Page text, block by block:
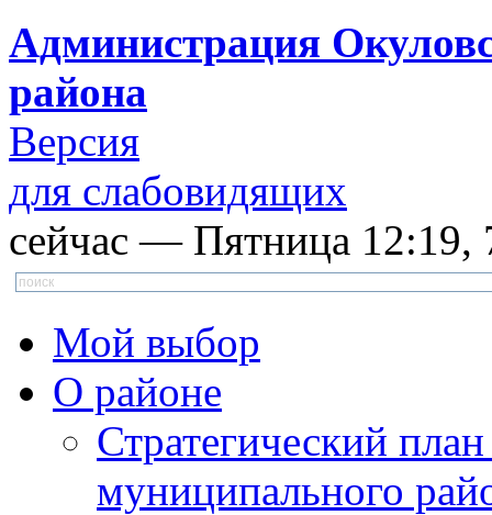
Администрация
района
Версия
для слабовидящих
сейчас — Пятница 12:19,
Мой выбор
О районе
Стратегический
муниципального